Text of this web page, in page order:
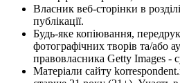
Власник веб-сторінки в
публікації.
Будь-яке копіювання,
фотографічних творів та/або
правовласника Getty Images -
Матеріали сайту